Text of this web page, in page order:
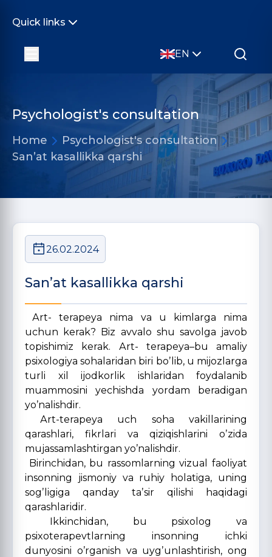
Quick links
EN
Psychologist's consultation
Home
Psychologist's consultation
Sanʼat kasallikka qarshi
26.02.2024
Sanʼat kasallikka qarshi
Аrt- terapeya nima va u kimlarga nima
uchun kerak? Biz avvalo shu savolga javob
topishimiz kerak. Аrt- terapeya–bu amaliy
psixologiya sohalaridan biri boʼlib, u mijozlarga
turli xil ijodkorlik ishlaridan foydalanib
muammosini yechishda yordam beradigan
yoʼnalishdir.
Аrt-terapeya uch soha vakillarining
qarashlari, fikrlari va qiziqishlarini oʼzida
mujassamlashtirgan yoʼnalishdir.
Birinchidan, bu rassomlarning vizual faoliyat
insonning jismoniy va ruhiy holatiga, uning
sogʼligiga qanday taʼsir qilishi haqidagi
qarashlaridir.
Ikkinchidan, bu psixolog va
psixoterapevtlarning insonning ichki
dunyosini oʼrganish va uygʼunlashtirish, ong